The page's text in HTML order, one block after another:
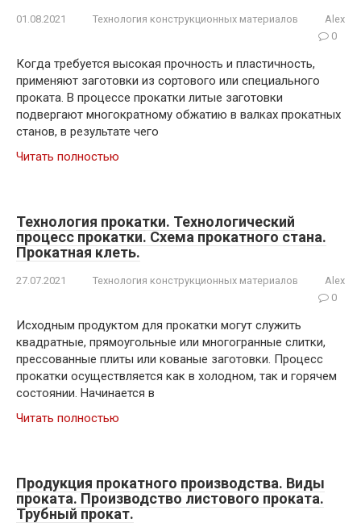
01.08.2021 Технология конструкционных материалов
Alex
0
Когда требуется высокая прочность и пластичность,
применяют заготовки из сортового или специального
проката. В процессе прокатки литые заготовки
подвергают многократному обжатию в валках прокатных
станов, в результате чего
Читать полностью
Технология прокатки. Технологический
процесс прокатки. Схема прокатного стана.
Прокатная клеть.
27.07.2021 Технология конструкционных материалов
Alex
0
Исходным продуктом для прокатки могут служить
квадратные, прямоугольные или многогранные слитки,
прессованные плиты или кованые заготовки. Процесс
прокатки осуществляется как в холодном, так и горячем
состоянии. Начинается в
Читать полностью
Продукция прокатного производства. Виды
проката. Производство листового проката.
Трубный прокат.